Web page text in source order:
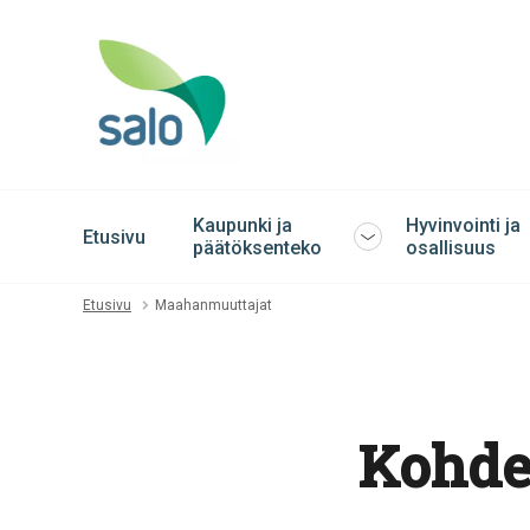
Etusivu
Kaupunki ja
päätöksenteko
Avaa
Hyvinvointi ja
osallisuus
Etusivu Maahanmuuttajat